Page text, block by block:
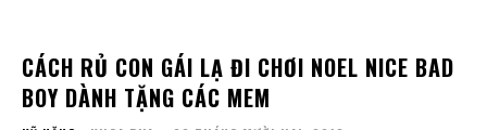
CÁCH RỦ CON GÁI LẠ ĐI CHƠI NOEL NICE BAD
BOY DÀNH TẶNG CÁC MEM